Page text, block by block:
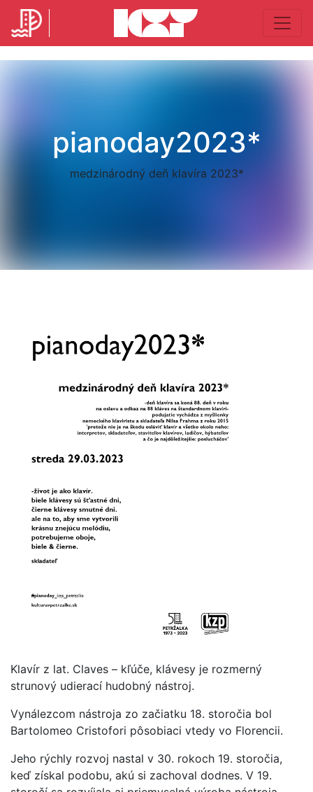
pianoday2023*
medzinárodný deň klavíra 2023*
Klavír z lat. Claves – kľúče, klávesy je rozmerný
strunový udierací hudobný nástroj.
Vynálezcom nástroja zo začiatku 18. storočia bol
Bartolomeo Cristofori pôsobiaci vtedy vo Florencii.
Jeho rýchly rozvoj nastal v 30. rokoch 19. storočia,
keď získal podobu, akú si zachoval dodnes. V 19.